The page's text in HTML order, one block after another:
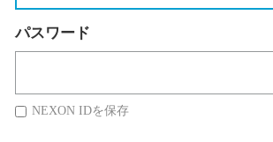
パスワード
NEXON IDを保存